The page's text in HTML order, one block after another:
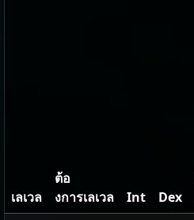
เลเวล
ต้อ
งการเลเวล
Int Dex